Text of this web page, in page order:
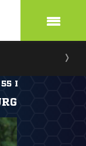
55 I